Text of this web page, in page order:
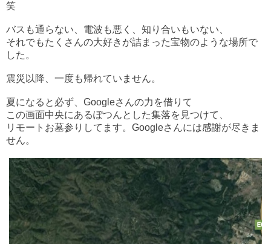
笑
バスも通らない、電波も悪く、知り合いもいない、
それでもたくさんの大好きが詰まった宝物のような場所で
した。
震災以降、一度も帰れていません。
夏になると必ず、Googleさんの力を借りて
この画面中央にあるぽつんとした集落を見つけて、
リモートお墓参りしてます。 Googleさんには感謝が尽きま
せん。